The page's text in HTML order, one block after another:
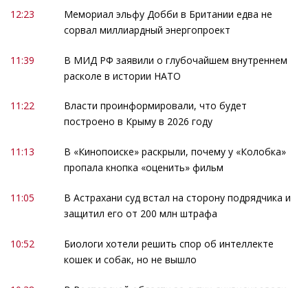
12:23
Мемориал эльфу Добби в Британии едва не
сорвал миллиардный энергопроект
11:39
В МИД РФ заявили о глубочайшем внутреннем
расколе в истории НАТО
11:22
Власти проинформировали, что будет
построено в Крыму в 2026 году
11:13
В «Кинопоиске» раскрыли, почему у «Колобка»
пропала кнопка «оценить» фильм
11:05
В Астрахани суд встал на сторону подрядчика и
защитил его от 200 млн штрафа
10:52
Биологи хотели решить спор об интеллекте
кошек и собак, но не вышло